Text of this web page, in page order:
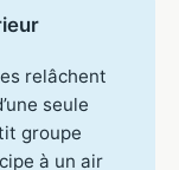
relâchent
seule
groupe
à un air